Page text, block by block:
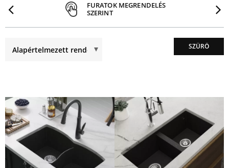
képességének. A kö nem nyeli el a nedvességet vagy a
szennyezödést, ami segit megöriznie az esztétikai külalakját
sok éven keresztül. Könnyen tisztítható és a szódabikarbóna
alkalmazása során, gyakorlatilag visszanyeri eredeti
megjelenését. Magas höfokkal szemben is ellenáll.
FURATOK MEGRENDELÉS
SZERINT
SZÜRÖ